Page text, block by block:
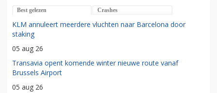
Best gelezen Crashes
KLM annuleert meerdere vluchten naar Barcelona door
staking
05 aug 26
Transavia opent komende winter nieuwe route vanaf
Brussels Airport
05 aug 26